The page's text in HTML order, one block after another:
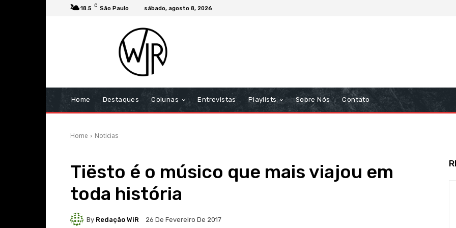
18.5 C São Paulo sábado, agosto 8, 2026
Home Destaques Colunas Entrevistas Playlists Sobre Nós Contato
Home Noticias
Tiësto é o músico que mais viajou em
toda história
By Redação WiR 26 De Fevereiro De 2017